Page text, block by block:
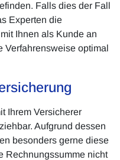
Falls dies der Fall
Experten die
Ihnen als Kunde an
Verfahrensweise optimal
Ihrem Versicherer
Aufgrund dessen
besonders gerne diese
Rechnungssumme nicht